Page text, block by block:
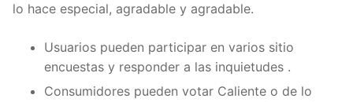
lo hace especial, agradable y agradable.
Usuarios pueden participar en varios sitio
encuestas y responder a las inquietudes .
Consumidores pueden votar Caliente o de lo